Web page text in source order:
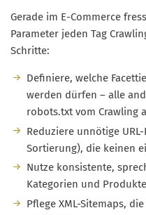
Gerade im E-Commerce
Parameter jeden Tag
Schritte:
Definiere, welche
werden dürfen – alle
robots.txt vom Crawling
Reduziere unnötige
Sortierung), die keinen
Nutze konsistente,
Kategorien und
Pflege XML-Sitemaps,